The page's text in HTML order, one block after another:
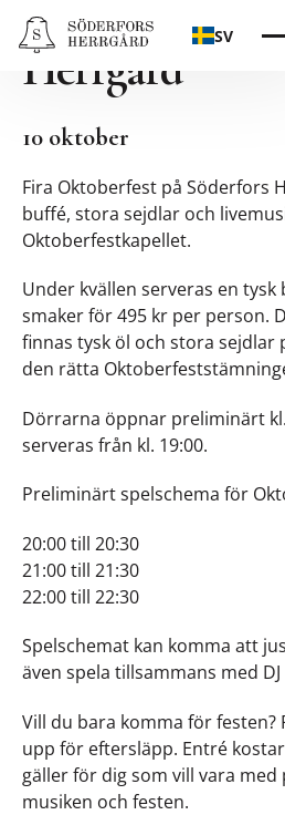
SV
Oktoberfest
Herrgård
10 oktober
Fira Oktoberfest på Söderfors
buffé, stora sejdlar och
Oktoberfestkapellet.
Under kvällen serveras en tysk
smaker för 495 kr per person.
finnas tysk öl och stora sejdlar
den rätta
Dörrarna öppnar preliminärt
serveras från kl. 19:00.
Preliminärt spelschema för
20:00 till 20:30
21:00 till 21:30
22:00 till 22:30
Spelschemat kan komma att
även spela tillsammans med
Vill du bara komma för festen?
upp för eftersläpp. Entré
gäller för dig som vill vara med
musiken och festen.